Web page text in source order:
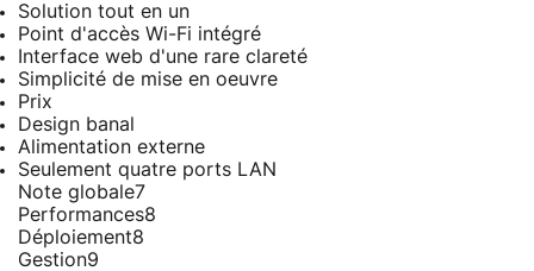
Solution tout en un
Point d'accès Wi-Fi intégré
Interface web d'une rare clareté
Simplicité de mise en oeuvre
Prix
Design banal
Alimentation externe
Seulement quatre ports LAN
Note globale7
Performances8
Déploiement8
Gestion9